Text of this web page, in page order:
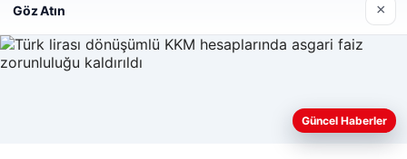
Prenses Night Club
Nisan 29, 2026
Web sitemizi nasıl kullandığınızı daha iyi anlayabilmek,
Göz Atın ×
Güncel Haberler